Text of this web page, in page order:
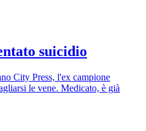
suicidio
City Press, l'ex campione
le vene. Medicato, è già